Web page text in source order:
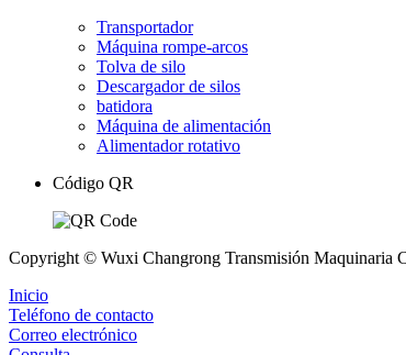
Transportador
Máquina rompe-arcos
Tolva de silo
Descargador de silos
batidora
Máquina de alimentación
Alimentador rotativo
Código QR
Copyright © Wuxi Changrong Transmisión Maquinaria
Inicio
Teléfono de contacto
Correo electrónico